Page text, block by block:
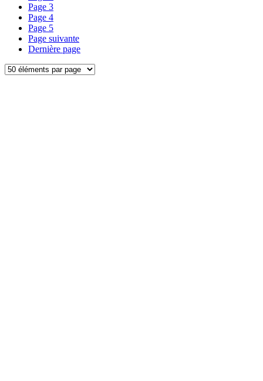
Page 3
Page 4
Page 5
Page suivante
Dernière page